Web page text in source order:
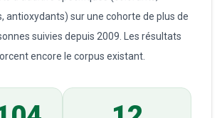
antioxydants) sur une cohorte de plus de
suivies depuis 2009. Les résultats
encore le corpus existant.